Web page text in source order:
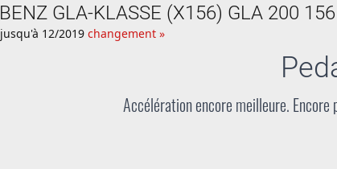
GLA-KLASSE (X156) GLA 200
12/2019 changement »
Accélération encore meilleure. Encore